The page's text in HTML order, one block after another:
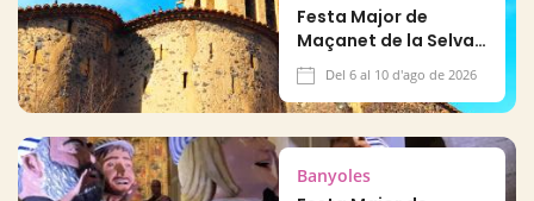
Festa Major de
Maçanet de la Selva
2026Del 6 al 10 d'ago de 2026
Banyoles